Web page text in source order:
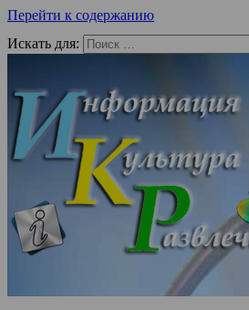
Перейти к содержанию
Искать для: